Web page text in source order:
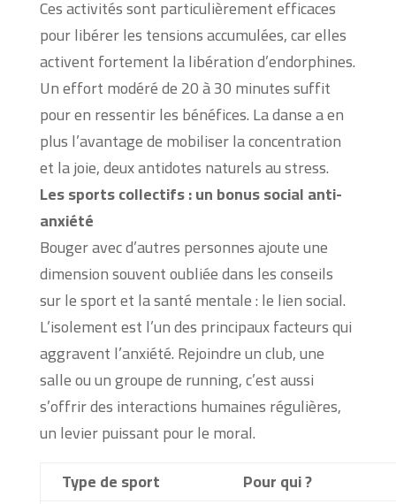
Ces activités sont particulièrement efficaces
pour libérer les tensions accumulées, car elles
activent fortement la libération d’endorphines.
Un effort modéré de 20 à 30 minutes suffit
pour en ressentir les bénéfices. La danse a en
plus l’avantage de mobiliser la concentration
et la joie, deux antidotes naturels au stress.
Les sports collectifs : un bonus social anti-
anxiété
Bouger avec d’autres personnes ajoute une
dimension souvent oubliée dans les conseils
sur le sport et la santé mentale : le lien social.
L’isolement est l’un des principaux facteurs qui
aggravent l’anxiété. Rejoindre un club, une
salle ou un groupe de running, c’est aussi
s’offrir des interactions humaines régulières,
un levier puissant pour le moral.
Type de sport
Pour qui ?